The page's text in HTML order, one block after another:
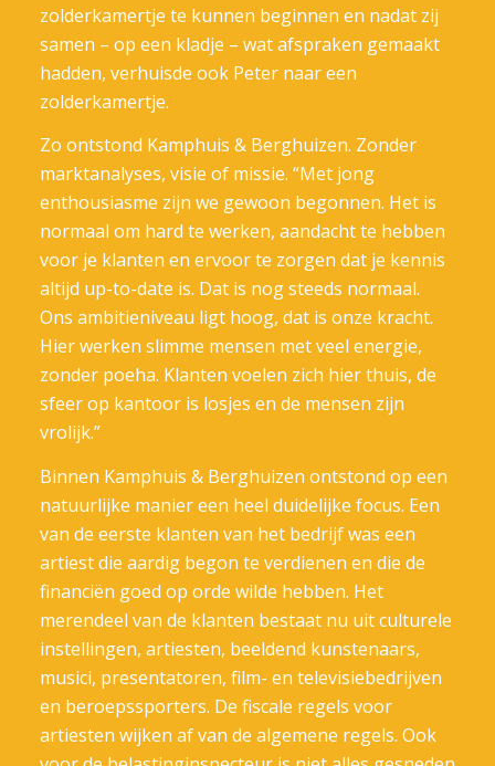
zolderkamertje te kunnen beginnen en nadat zij
samen – op een kladje – wat afspraken gemaakt
hadden, verhuisde ook Peter naar een
zolderkamertje.
Zo ontstond Kamphuis & Berghuizen. Zonder
marktanalyses, visie of missie. “Met jong
enthousiasme zijn we gewoon begonnen. Het is
normaal om hard te werken, aandacht te hebben
voor je klanten en ervoor te zorgen dat je kennis
altijd up-to-date is. Dat is nog steeds normaal.
Ons ambitieniveau ligt hoog, dat is onze kracht.
Hier werken slimme mensen met veel energie,
zonder poeha. Klanten voelen zich hier thuis, de
sfeer op kantoor is losjes en de mensen zijn
vrolijk.”
Binnen Kamphuis & Berghuizen ontstond op een
natuurlijke manier een heel duidelijke focus. Een
van de eerste klanten van het bedrijf was een
artiest die aardig begon te verdienen en die de
financiën goed op orde wilde hebben. Het
merendeel van de klanten bestaat nu uit culturele
instellingen, artiesten, beeldend kunstenaars,
musici, presentatoren, film- en televisiebedrijven
en beroepssporters. De fiscale regels voor
artiesten wijken af van de algemene regels. Ook